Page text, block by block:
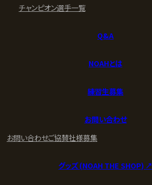
チャンピオン選手一覧
Q&A
NOAHとは
練習生募集
お問い合わせ
お問い合わせご協賛社様募集
グッズ (NOAH THE SHOP) ↗︎